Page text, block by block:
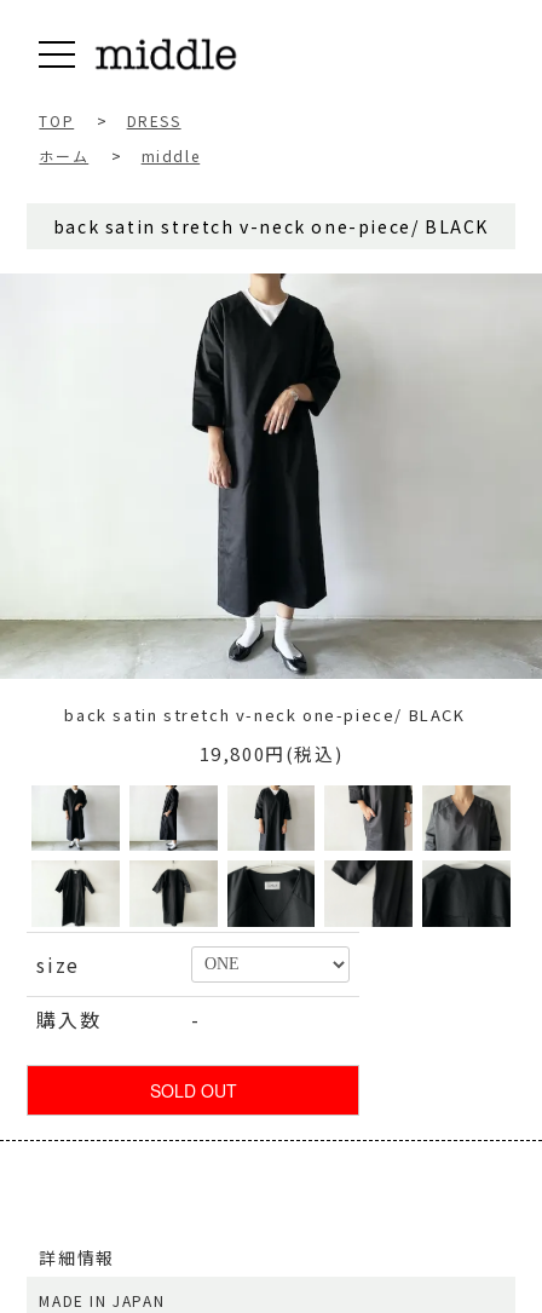
TOP >
DRESS
ホーム
> middle
back satin stretch v-neck one-piece/ BLACK
back satin stretch v-neck one-piece/ BLACK
19,800円(税込)
size
購入数
-
詳細情報
MADE IN JAPAN